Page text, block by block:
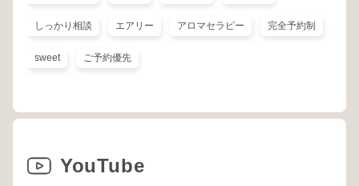
しっかり相談 エアリー アロマセラピー 完全予約制
sweet ご予約優先
YouTube